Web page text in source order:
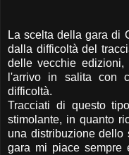
La scelta della gara di
dalla difficoltà del
delle vecchie edizioni,
l'arrivo in salita con
difficoltà.
Tracciati di questo
stimolante, in quanto
una distribuzione dello
gara mi piace sempre